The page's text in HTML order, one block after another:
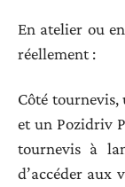
En atelier ou
réellement :
Côté
et un Pozidriv
tournevis à
d’accéder aux